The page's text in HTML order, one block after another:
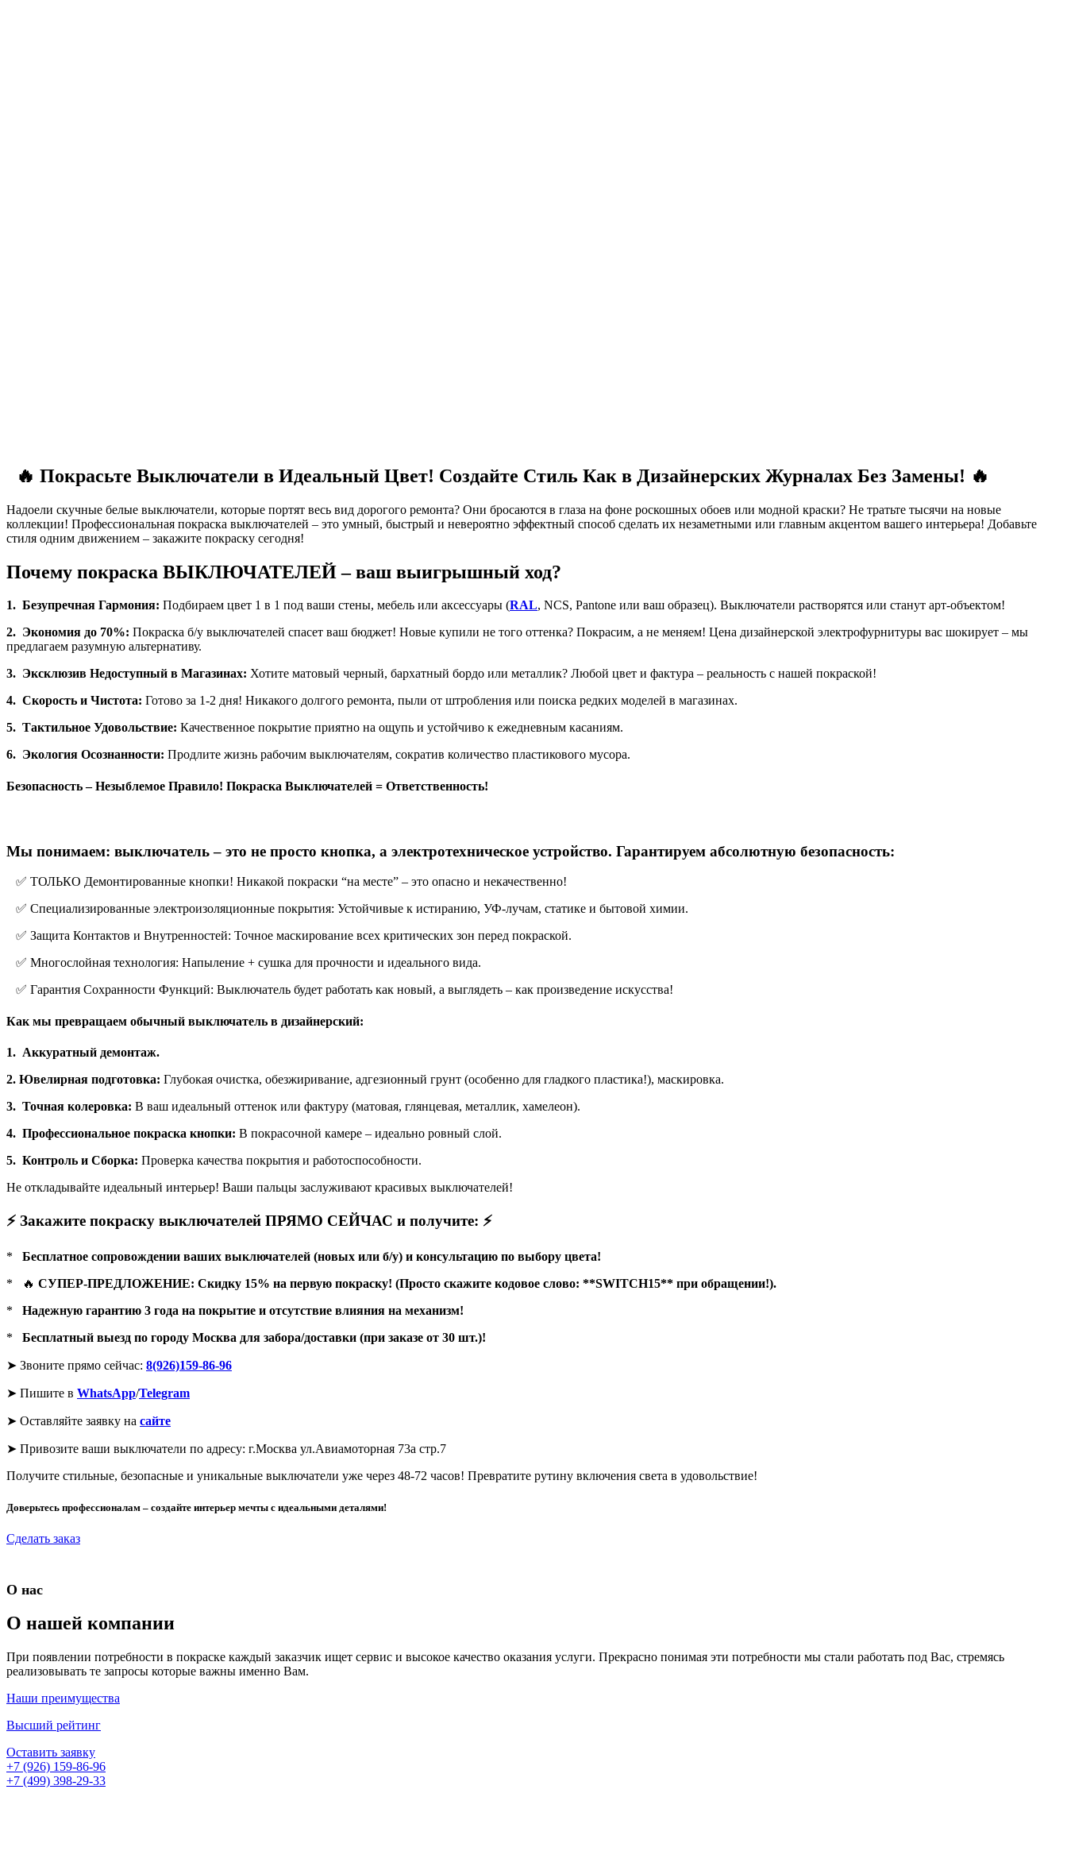
🔥 Покрасьте Выключатели в Идеальный Цвет! Создайте Стиль Как в Дизайнерских Журналах Без Замены! 🔥
Надоели скучные белые выключатели, которые портят весь вид дорогого ремонта? Они бросаются в глаза на фоне роскошных обоев или модной краски? Не тратьте тысячи на новые
коллекции! Профессиональная покраска выключателей – это умный, быстрый и невероятно эффектный способ сделать их незаметными или главным акцентом вашего интерьера! Добавьте
стиля одним движением – закажите покраску сегодня!
Почему покраска ВЫКЛЮЧАТЕЛЕЙ – ваш выигрышный ход?
1. Безупречная Гармония: Подбираем цвет 1 в 1 под ваши стены, мебель или аксессуары (RAL, NCS, Pantone или ваш образец). Выключатели растворятся или станут арт-объектом!
2. Экономия до 70%: Покраска б/у выключателей спасет ваш бюджет! Новые купили не того оттенка? Покрасим, а не меняем! Цена дизайнерской электрофурнитуры вас шокирует – мы
предлагаем разумную альтернативу.
3. Эксклюзив Недоступный в Магазинах: Хотите матовый черный, бархатный бордо или металлик? Любой цвет и фактура – реальность с нашей покраской!
4. Скорость и Чистота: Готово за 1-2 дня! Никакого долгого ремонта, пыли от штробления или поиска редких моделей в магазинах.
5. Тактильное Удовольствие: Качественное покрытие приятно на ощупь и устойчиво к ежедневным касаниям.
6. Экология Осознанности: Продлите жизнь рабочим выключателям, сократив количество пластикового мусора.
Безопасность – Незыблемое Правило! Покраска Выключателей = Ответственность!
Мы понимаем: выключатель – это не просто кнопка, а электротехническое устройство. Гарантируем абсолютную безопасность:
✅ ТОЛЬКО Демонтированные кнопки! Никакой покраски “на месте” – это опасно и некачественно!
✅ Специализированные электроизоляционные покрытия: Устойчивые к истиранию, УФ-лучам, статике и бытовой химии.
✅ Защита Контактов и Внутренностей: Точное маскирование всех критических зон перед покраской.
✅ Многослойная технология: Напыление + сушка для прочности и идеального вида.
✅ Гарантия Сохранности Функций: Выключатель будет работать как новый, а выглядеть – как произведение искусства!
Как мы превращаем обычный выключатель в дизайнерский:
1. Аккуратный демонтаж.
2. Ювелирная подготовка: Глубокая очистка, обезжиривание, адгезионный грунт (особенно для гладкого пластика!), маскировка.
3. Точная колеровка: В ваш идеальный оттенок или фактуру (матовая, глянцевая, металлик, хамелеон).
4. Профессиональное покраска кнопки: В покрасочной камере – идеально ровный слой.
5. Контроль и Сборка: Проверка качества покрытия и работоспособности.
Не откладывайте идеальный интерьер! Ваши пальцы заслуживают красивых выключателей!
⚡ Закажите покраску выключателей ПРЯМО СЕЙЧАС и получите: ⚡
*
Бесплатное сопровождении ваших выключателей (новых или б/у) и консультацию по выбору цвета!
* 🔥 СУПЕР-ПРЕДЛОЖЕНИЕ: Скидку 15% на первую покраску! (Просто скажите кодовое слово: **SWITCH15** при обращении!).
* Надежную гарантию 3 года на покрытие и отсутствие влияния на механизм!
* Бесплатный выезд по городу Москва для забора/доставки (при заказе от 30 шт.)!
➤ Звоните прямо сейчас: 8(926)159-86-96
➤ Пишите в WhatsApp/Telegram
➤ Оставляйте заявку на сайте
➤ Привозите ваши выключатели по адресу: г.Москва ул.Авиамоторная 73а стр.7
Получите стильные, безопасные и уникальные выключатели уже через 48-72 часов! Превратите рутину включения света в удовольствие!
Доверьтесь профессионалам – создайте интерьер мечты с идеальными деталями!
Сделать заказ
О нас
О нашей компании
При появлении потребности в покраске каждый заказчик ищет сервис и высокое качество оказания услуги. Прекрасно понимая эти потребности мы стали работать под Вас, стремясь
реализовывать те запросы которые важны именно Вам.
Наши преимущества
Высший рейтинг
Оставить заявку
+7 (926) 159-86-96
+7 (499) 398-29-33